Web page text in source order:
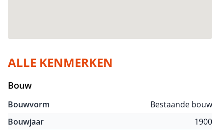
ALLE KENMERKEN
Bouw
Bouwvorm
Bestaande bouw
Bouwjaar
1900